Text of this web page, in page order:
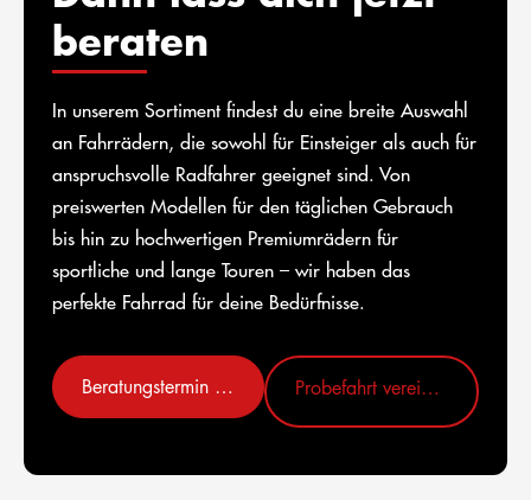
beraten
In unserem Sortiment findest du eine breite Auswahl
an Fahrrädern, die sowohl für Einsteiger als auch für
anspruchsvolle Radfahrer geeignet sind. Von
preiswerten Modellen für den täglichen Gebrauch
bis hin zu hochwertigen Premiumrädern für
sportliche und lange Touren – wir haben das
perfekte Fahrrad für deine Bedürfnisse.
Beratungstermin vereinbaren Probefahrt vereinbaren